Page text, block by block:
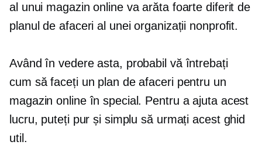
al unui magazin online va arăta foarte diferit de
planul de afaceri al unei organizații nonprofit.
Având în vedere asta, probabil vă întrebați
cum să faceți un plan de afaceri pentru un
magazin online în special. Pentru a ajuta acest
lucru, puteți pur și simplu să urmați acest ghid
util.